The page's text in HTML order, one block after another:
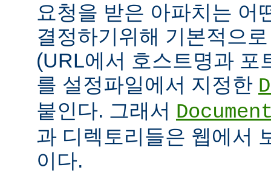
요청을 받은 아파치는 어
결정하기위해 기본적으
(URL에서 호스트명과 포
를 설정파일에서 지정한
붙인다. 그래서
과 디렉토리들은 웹에서
이다.